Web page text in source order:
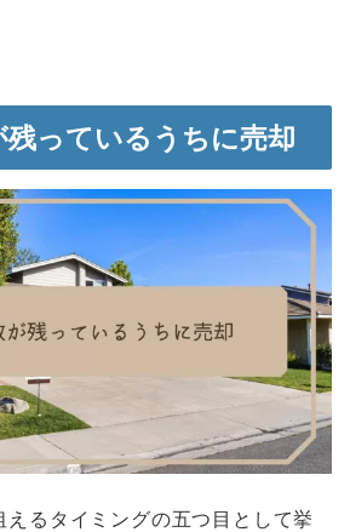
残っているうちに売却
えるタイミングの五つ目として挙